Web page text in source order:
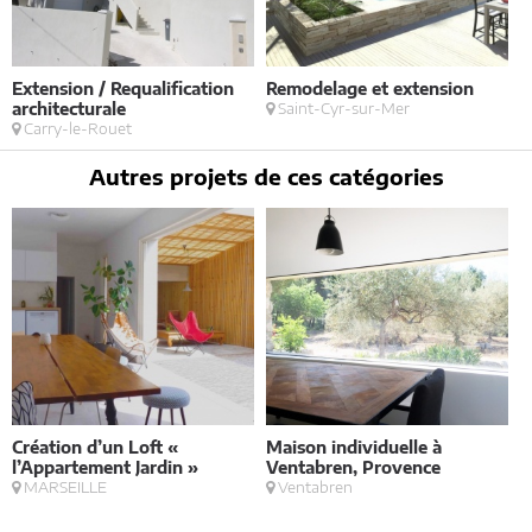
Extension / Requalification
architecturale
Carry-le-Rouet
Remodelage et extension
Saint-Cyr-sur-Mer
Autres projets de ces catégories
Création d’un Loft «
l’Appartement Jardin »
MARSEILLE
Maison individuelle à
Ventabren, Provence
Ventabren